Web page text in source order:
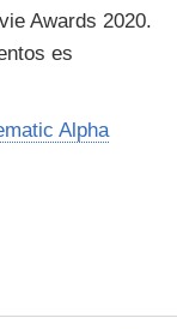
Awards 2020.
es
Alpha